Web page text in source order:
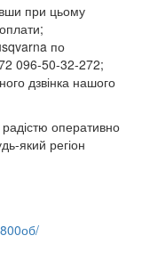
при цьому
по
096-50-32-272;
дзвінка нашого
оперативно
який регіон